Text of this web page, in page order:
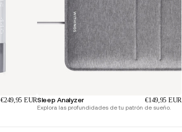
€249,95 EURSleep Analyzer €149,95 EUR
Explora las profundidades de tu patrón de sueño.